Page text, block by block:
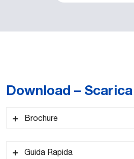
Download –
Brochure
Guida Rapida